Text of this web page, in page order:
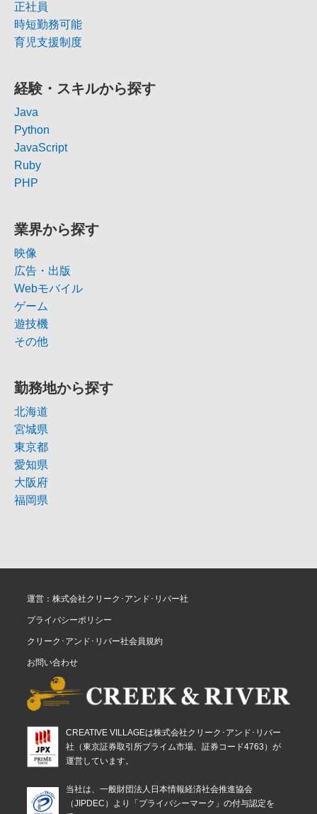
正社員
時短勤務可能
育児支援制度
経験・スキルから探す
Java
Python
JavaScript
Ruby
PHP
業界から探す
映像
広告・出版
Webモバイル
ゲーム
遊技機
その他
勤務地から探す
北海道
宮城県
東京都
愛知県
大阪府
福岡県
運営：株式会社クリーク･アンド･リバー社
プライバシーポリシー
クリーク･アンド･リバー社会員規約
お問い合わせ
CREATIVE VILLAGEは株式会社クリーク･アンド･リバー
社（東京証券取引所プライム市場、証券コード4763）が
運営しています。
当社は、一般財団法人日本情報経済社会推進協会
（JIPDEC）より「プライバシーマーク」の付与認定を